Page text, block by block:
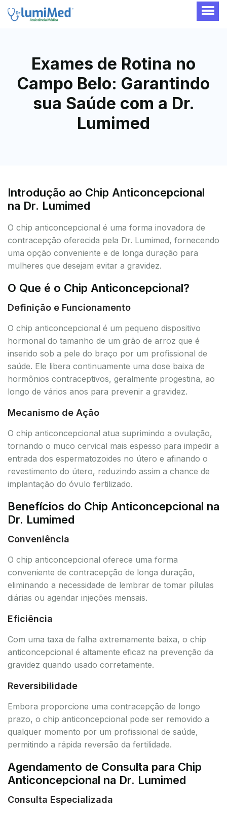
Exames de Rotina no
Campo Belo: Garantindo
sua Saúde com a Dr.
Lumimed
Introdução ao Chip Anticoncepcional
na Dr. Lumimed
O chip anticoncepcional é uma forma inovadora de
contracepção oferecida pela Dr. Lumimed, fornecendo
uma opção conveniente e de longa duração para
mulheres que desejam evitar a gravidez.
O Que é o Chip Anticoncepcional?
Definição e Funcionamento
O chip anticoncepcional é um pequeno dispositivo
hormonal do tamanho de um grão de arroz que é
inserido sob a pele do braço por um profissional de
saúde. Ele libera continuamente uma dose baixa de
hormônios contraceptivos, geralmente progestina, ao
longo de vários anos para prevenir a gravidez.
Mecanismo de Ação
O chip anticoncepcional atua suprimindo a ovulação,
tornando o muco cervical mais espesso para impedir a
entrada dos espermatozoides no útero e afinando o
revestimento do útero, reduzindo assim a chance de
implantação do óvulo fertilizado.
Benefícios do Chip Anticoncepcional na
Dr. Lumimed
Conveniência
O chip anticoncepcional oferece uma forma
conveniente de contracepção de longa duração,
eliminando a necessidade de lembrar de tomar pílulas
diárias ou agendar injeções mensais.
Eficiência
Com uma taxa de falha extremamente baixa, o chip
anticoncepcional é altamente eficaz na prevenção da
gravidez quando usado corretamente.
Reversibilidade
Embora proporcione uma contracepção de longo
prazo, o chip anticoncepcional pode ser removido a
qualquer momento por um profissional de saúde,
permitindo a rápida reversão da fertilidade.
Agendamento de Consulta para Chip
Anticoncepcional na Dr. Lumimed
Consulta Especializada